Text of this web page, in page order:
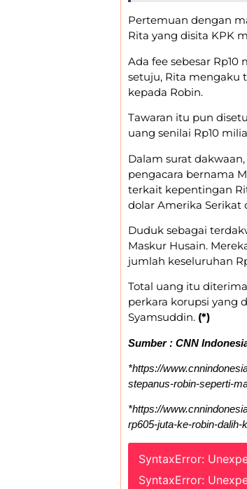
Pertemuan dengan
Rita yang disita KPK
Ada fee sebesar
setuju, Rita mengaku
kepada Robin.
Tawaran itu pun
uang senilai Rp10
Dalam surat
pengacara bernama
terkait kepentingan
dolar Amerika Serikat
Duduk sebagai
Maskur Husain.
jumlah keseluruhan
Total uang itu
perkara korupsi yang
Syamsuddin. (*)
Sumber : CNN
*https://
stepanus-robin-seperti-
*https://
rp605-juta-ke-robin-dalih-
SyntaxError:
SyntaxError: